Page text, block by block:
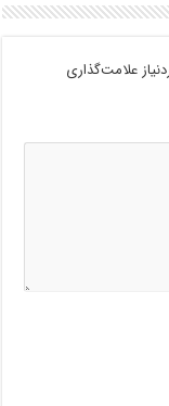
علامت‌گذاری